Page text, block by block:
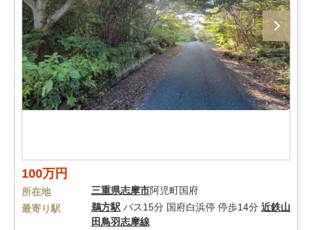
100万円
所在地 三重県志摩市阿児町国府
最寄り駅
鵜方駅 バス15分 国府白浜停 停歩14分 近鉄山
田鳥羽志摩線